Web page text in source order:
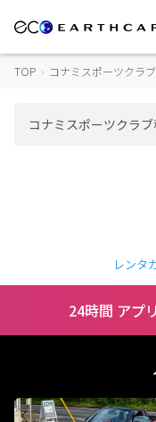
TOP › コナミスポーツクラ
レンタ
24時間 アプ